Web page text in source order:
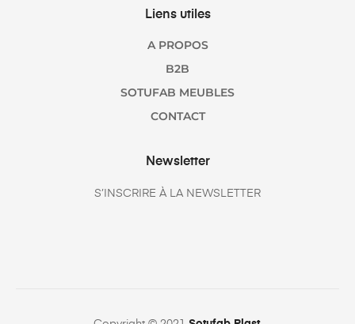
Liens utiles
A PROPOS
B2B
SOTUFAB MEUBLES
CONTACT
Newsletter
S’INSCRIRE À LA NEWSLETTER